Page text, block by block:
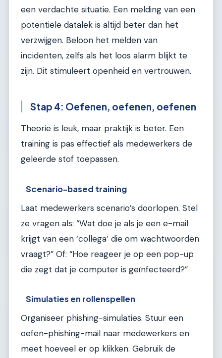
een verdachte situatie. Een melding van een
potentiële datalek is altijd beter dan het
verzwijgen. Beloon het melden van
incidenten, zelfs als het loos alarm blijkt te
zijn. Dit stimuleert openheid en vertrouwen.
Stap 4: Oefenen, oefenen, oefenen
Theorie is leuk, maar praktijk is beter. Een
training is pas effectief als medewerkers de
geleerde stof toepassen.
Scenario-based training
Laat medewerkers scenario’s doorlopen. Stel
ze vragen als: “Wat doe je als je een e-mail
krijgt van een ‘collega’ die om wachtwoorden
vraagt?” Of: “Hoe reageer je op een pop-up
die zegt dat je computer is geïnfecteerd?”
Simulaties en rollenspellen
Organiseer phishing-simulaties. Stuur een
oefen-phishing-mail naar medewerkers en
meet hoeveel er op klikken. Gebruik de